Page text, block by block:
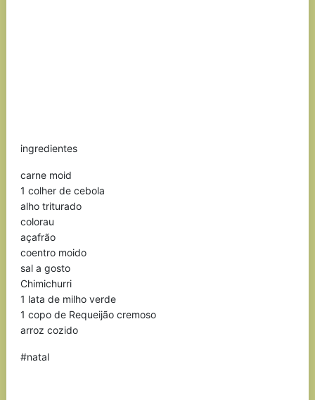
ingredientes
carne moid
1 colher de cebola
alho triturado
colorau
açafrão
coentro moido
sal a gosto
Chimichurri
1 lata de milho verde
1 copo de Requeijão cremoso
arroz cozido
#natal